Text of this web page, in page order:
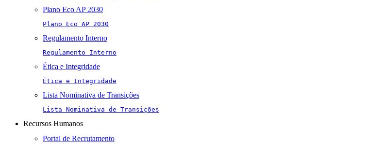
Plano Eco AP 2030
Plano Eco AP 2030
Regulamento Interno
Regulamento Interno
Ética e Integridade
Ética e Integridade
Lista Nominativa de Transições
Lista Nominativa de Transições
Recursos Humanos
Portal de Recrutamento